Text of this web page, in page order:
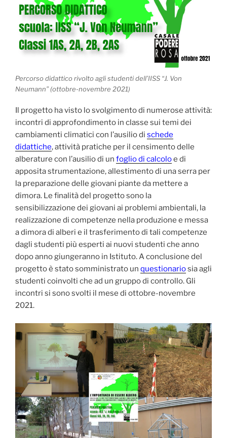
Percorso didattico rivolto agli studenti dell’IISS “J. Von
Neumann” (ottobre-novembre 2021)
Il progetto ha visto lo svolgimento di numerose attività:
incontri di approfondimento in classe sui temi dei
cambiamenti climatici con l’ausilio di schede
didattiche, attività pratiche per il censimento delle
alberature con l’ausilio di un foglio di calcoloe di
apposita strumentazione, allestimento di una serra per
la preparazione delle giovani piante da mettere a
dimora. Le finalità del progetto sono la
sensibilizzazione dei giovani ai problemi ambientali, la
realizzazione di competenze nella produzione e messa
a dimora di alberi e il trasferimento di tali competenze
dagli studenti più esperti ai nuovi studenti che anno
dopo anno giungeranno in Istituto. A conclusione del
progetto è stato somministrato un questionariosia agli
studenti coinvolti che ad un gruppo di controllo. Gli
incontri si sono svolti il mese di ottobre-novembre
2021.